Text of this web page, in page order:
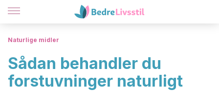
Naturlige midler
Sådan behandler du
forstuvninger naturligt